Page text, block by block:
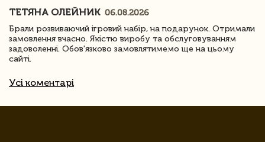
ТЕТЯНА ОЛЕЙНИК 06.08.2026
Брали розвиваючий ігровий набір, на подарунок. Отримали
замовлення вчасно. Якістю виробу та обслуговуванням
задоволенні. Обов'язково замовлятимемо ще на цьому
сайті.
Усі коментарі